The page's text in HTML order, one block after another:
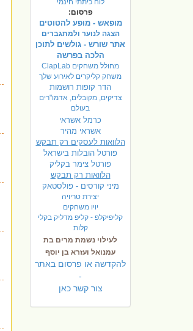
פרסום:
מופאש - מופע להטוטים
הצגה לנוער ולמתגברים
אתר שורש - גולשים לתוכן
הלכה בפרשה
מחולל משחקים ClapLab
משחק קליקרים לאירוע שלך
הדר קופות רושמות
צדיקים, מקובלים, אדמו"רים
בעולם
כרמל אשראי
אשראי מהיר
הלוואות לעסקים רק תבקש
פורטל הובלות בישראל
פורטל צימר בקליק
הלוואות רק תבקש
מיני קורסים - פולסטאק
יצירת טריויה
יויו משחקים
קליפיקלפ - קליפ מדליק בקלי
קלות
לעילוי נשמת מרים בת
עמנואל ועזרא בן יוסף
להקדשה או פרסום באתר
-
צור קשר כאן